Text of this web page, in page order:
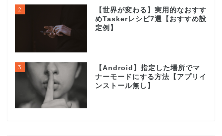
2
【世界が変わる】実用的なおすす
めTaskerレシピ7選【おすすめ設
定例】
3
【Android】指定した場所でマ
ナーモードにする方法【アプリイ
ンストール無し】